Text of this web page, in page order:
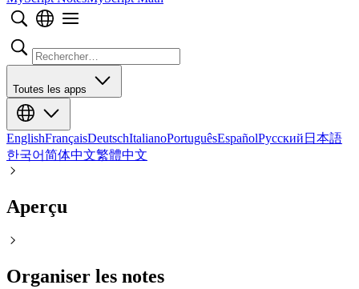
Toutes les apps
EnglishFrançaisDeutschItalianoPortuguêsEspañolРусский 日本語
한국어简体中文繁體中文
Aperçu
Organiser les notes